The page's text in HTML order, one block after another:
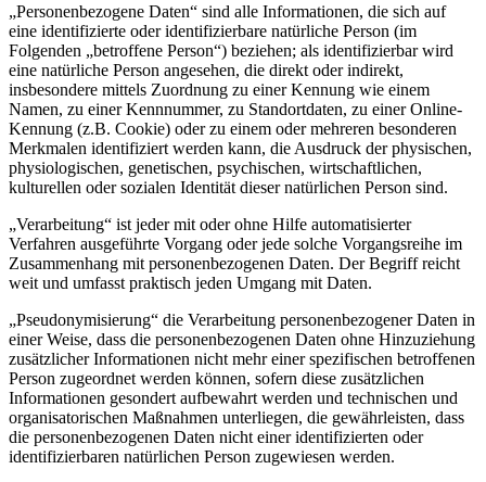
„Personenbezogene Daten“ sind alle Informationen, die sich auf
eine identifizierte oder identifizierbare natürliche Person (im
Folgenden „betroffene Person“) beziehen; als identifizierbar wird
eine natürliche Person angesehen, die direkt oder indirekt,
insbesondere mittels Zuordnung zu einer Kennung wie einem
Namen, zu einer Kennnummer, zu Standortdaten, zu einer Online-
Kennung (z.B. Cookie) oder zu einem oder mehreren besonderen
Merkmalen identifiziert werden kann, die Ausdruck der physischen,
physiologischen, genetischen, psychischen, wirtschaftlichen,
kulturellen oder sozialen Identität dieser natürlichen Person sind.
„Verarbeitung“ ist jeder mit oder ohne Hilfe automatisierter
Verfahren ausgeführte Vorgang oder jede solche Vorgangsreihe im
Zusammenhang mit personenbezogenen Daten. Der Begriff reicht
weit und umfasst praktisch jeden Umgang mit Daten.
„Pseudonymisierung“ die Verarbeitung personenbezogener Daten in
einer Weise, dass die personenbezogenen Daten ohne Hinzuziehung
zusätzlicher Informationen nicht mehr einer spezifischen betroffenen
Person zugeordnet werden können, sofern diese zusätzlichen
Informationen gesondert aufbewahrt werden und technischen und
organisatorischen Maßnahmen unterliegen, die gewährleisten, dass
die personenbezogenen Daten nicht einer identifizierten oder
identifizierbaren natürlichen Person zugewiesen werden.